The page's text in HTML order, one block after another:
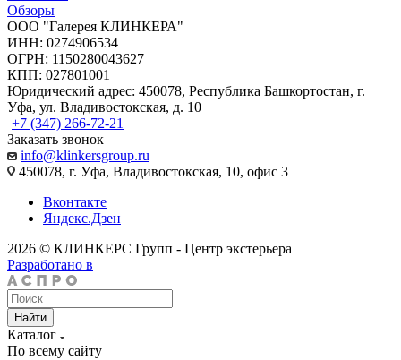
Обзоры
ООО "Галерея КЛИНКЕРА"
ИНН: 0274906534
ОГРН: 1150280043627
КПП: 027801001
Юридический адрес: 450078, Республика Башкортостан, г.
Уфа, ул. Владивостокская, д. 10
+7 (347) 266-72-21
Заказать звонок
info@klinkersgroup.ru
450078, г. Уфа, Владивостокская, 10, офис 3
Вконтакте
Яндекс.Дзен
2026 © КЛИНКЕРС Групп - Центр экстерьера
Разработано в
Найти
Каталог
По всему сайту